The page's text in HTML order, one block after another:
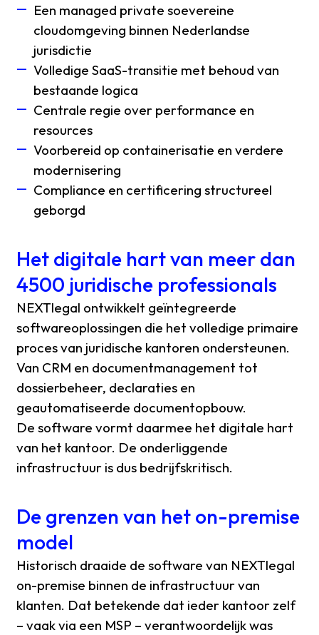
Een managed private soevereine
cloudomgeving binnen Nederlandse
jurisdictie
Volledige SaaS-transitie met behoud van
bestaande logica
Centrale regie over performance en
resources
Voorbereid op containerisatie en verdere
modernisering
Compliance en certificering structureel
geborgd
Het digitale hart van meer dan
4500 juridische professionals
NEXTlegal ontwikkelt geïntegreerde
softwareoplossingen die het volledige primaire
proces van juridische kantoren ondersteunen.
Van CRM en documentmanagement tot
dossierbeheer, declaraties en
geautomatiseerde documentopbouw.
De software vormt daarmee het digitale hart
van het kantoor. De onderliggende
infrastructuur is dus bedrijfskritisch.
De grenzen van het on-premise
model
Historisch draaide de software van NEXTlegal
on-premise binnen de infrastructuur van
klanten. Dat betekende dat ieder kantoor zelf
– vaak via een MSP – verantwoordelijk was